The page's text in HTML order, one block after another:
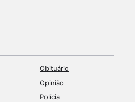
Obituário
Opinião
Polícia